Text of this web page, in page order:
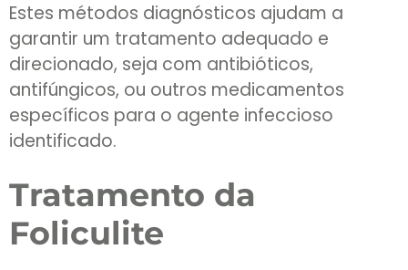
Estes métodos diagnósticos ajudam a
garantir um tratamento adequado e
direcionado, seja com antibióticos,
antifúngicos, ou outros medicamentos
específicos para o agente infeccioso
identificado.
Tratamento da
Foliculite